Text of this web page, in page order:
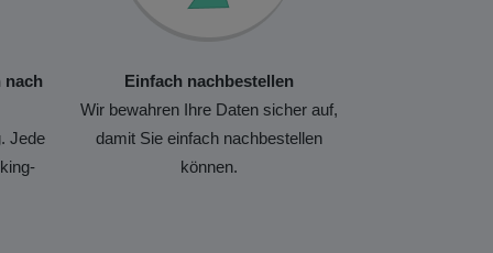
nach
Jede
Einfach nachbestellen
Wir bewahren Ihre Daten sicher auf,
damit Sie einfach nachbestellen
können.